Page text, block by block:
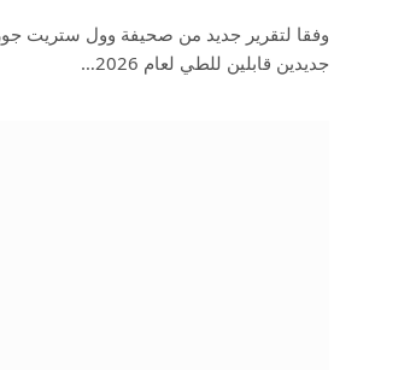
جديدين قابلين للطي لعام 2026…